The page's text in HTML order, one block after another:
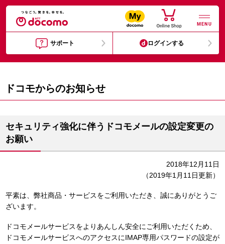
MENU
サポート ログインする
ドコモからのお知らせ
セキュリティ強化に伴うドコモメールの設定変更の
お願い
2018年12月11日
（2019年1月11日更新）
平素は、弊社商品・サービスをご利用いただき、誠にありがとうご
ざいます。
ドコモメールサービスをよりあんしん安全にご利用いただくため、
ドコモメールサービスへのアクセスにIMAP専用パスワードの設定が